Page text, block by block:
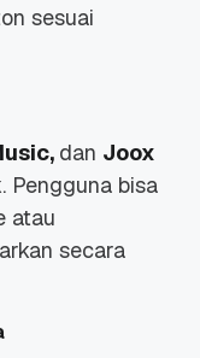
sesuai
dan Joox
Pengguna bisa
atau
secara